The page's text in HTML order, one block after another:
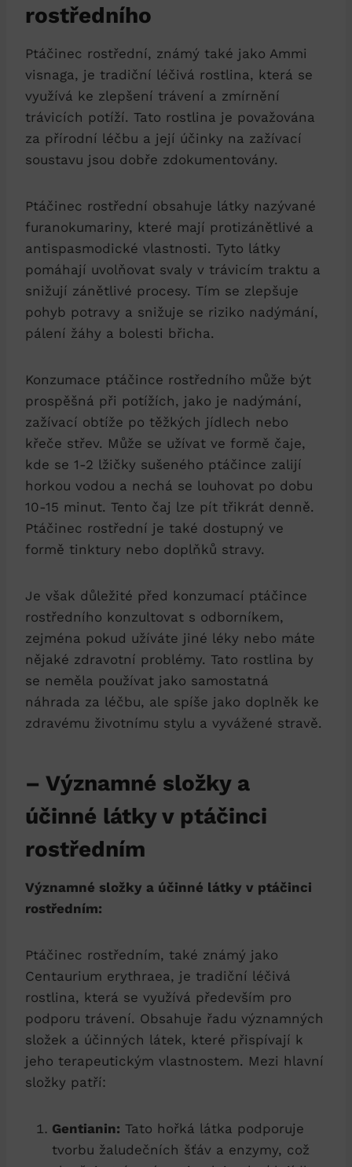
rostředního
Ptáčinec rostřední, známý také jako Ammi⁢
visnaga, ‌je tradiční léčivá ​rostlina, ​která ⁣se
využívá ke zlepšení trávení​ a zmírnění⁤
trávicích potíží. Tato⁢ rostlina je ⁤považována
za přírodní léčbu a‌ její⁢ účinky na‍ zažívací
soustavu jsou dobře‌ zdokumentovány.
Ptáčinec rostřední obsahuje látky ‌nazývané
furanokumariny, které mají protizánětlivé a
antispasmodické ⁣vlastnosti. Tyto ‍látky
pomáhají uvolňovat svaly v trávicím traktu a
snižují⁢ zánětlivé procesy.​ Tím se zlepšuje
pohyb potravy‍ a snižuje ⁢se riziko nadýmání,
pálení žáhy a bolesti břicha.
Konzumace ptáčince rostředního ‌může⁤ být‍
prospěšná při potížích, jako je nadýmání,
zažívací obtíže po ​těžkých jídlech​ nebo
křeče ⁣střev. ​Může se užívat ve formě čaje,
kde se 1-2 ⁢lžičky sušeného ptáčince zalijí
horkou vodou a nechá se louhovat po dobu
10-15 minut. Tento čaj lze pít třikrát denně.
Ptáčinec rostřední‌ je také dostupný ve
formě ⁤tinktury nebo ⁤doplňků‍ stravy.
Je⁤ však‌ důležité ⁤před konzumací ptáčince
rostředního konzultovat ⁢s odborníkem,
zejména ⁣pokud užíváte ‍jiné léky nebo ‌máte
nějaké⁤ zdravotní problémy. Tato rostlina by​
se neměla používat jako samostatná
náhrada za‌ léčbu, ale⁢ spíše jako doplněk⁤ ke⁢
zdravému životnímu stylu ‌a vyvážené ⁢stravě.
– ‍Významné složky‌ a ​
účinné látky v ptáčinci
‍rostředním
Významné složky a účinné látky‍ v​ ptáčinci
rostředním:
Ptáčinec rostředním,‌ také známý jako⁤
Centaurium erythraea, je tradiční léčivá
rostlina, která⁣ se využívá především pro
podporu ⁣trávení. Obsahuje řadu významných
složek a ‍účinných látek, ⁢které přispívají ⁢k
jeho ⁤terapeutickým vlastnostem. Mezi ⁤hlavní
složky patří:
Gentianin: Tato hořká látka podporuje
tvorbu žaludečních ‍šťáv ​a enzymy, ⁤což